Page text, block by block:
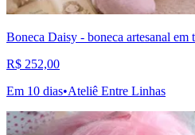
Boneca Daisy - boneca artesanal em
R$ 252,00
Em 10 dias•Ateliê Entre Linhas